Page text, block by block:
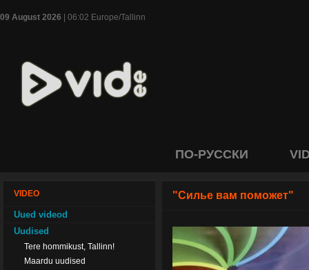
09 August 2026 | 06:02 Europe/Tallinn
ПО-РУССКИ
VIDEO
Uued videod
Uudised
Tere hommikust, Tallinn!
Maardu uudised
"Силье вам поможет"